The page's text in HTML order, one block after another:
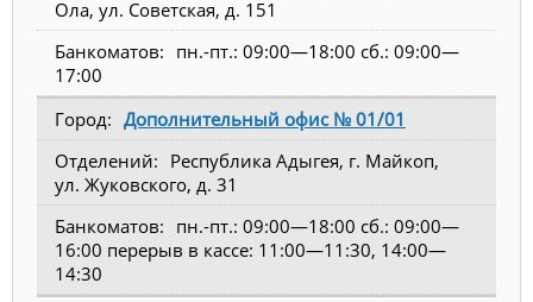
Ола, ул. Советская, д. 151
пн.-пт.: 09:00—18:00 сб.: 09:00—
17:00
Дополнительный офис № 01/01
Республика Адыгея, г. Майкоп,
ул. Жуковского, д. 31
пн.-пт.: 09:00—18:00 сб.: 09:00—
16:00 перерыв в кассе: 11:00—11:30, 14:00—
14:30